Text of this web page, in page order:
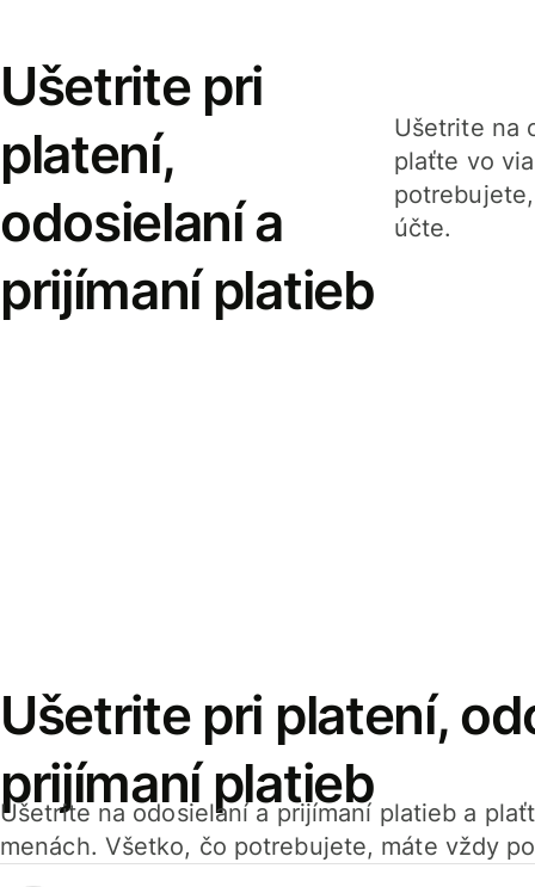
Ušetrite pri
platení,
odosielaní a
prijímaní platieb
Ušetrite na
plaťte vo
účte.
Ušetrite pri platení,
prijímaní platieb
Ušetrite na odosielaní a prijímaní platieb a
menách. Všetko, čo potrebujete, máte vždy